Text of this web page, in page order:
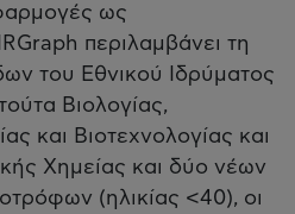
ως
περιλαμβάνει τη
του Εθνικού Ιδρύματος
Βιολογίας,
και Βιοτεχνολογίας και
Χημείας και δύο νέων
(ηλικίας <40), οι